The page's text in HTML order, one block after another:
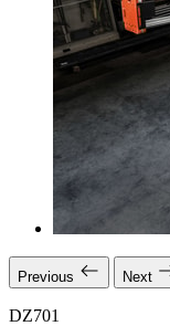
Previous Next
DZ701